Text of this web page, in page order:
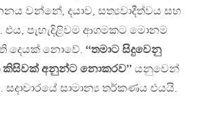
වන්නේ, දයාව, සත්‍යවාදීත්වය සහ
එය, පැහැදිළිවම ආගමකට මොනම
දෙයක් නොවේ. ‘‘තමාට සිදුවෙනු
කිසිවක් අනුන්ට නොකරව’’ යනුවෙන්
සාමාන්‍ය තර්කණය එයයි.